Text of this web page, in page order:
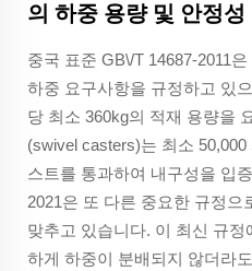
의 하중 용량 및 안정성
중국 표준 GB\/T 14687-2011
하중 요구사항을 규정하고 있
당 최소 360kg의 적재 용량을
(swivel casters)는 최소
스트를 통과하여 내구성을 입
2021은 또 다른 중요한 규정으
맞추고 있습니다. 이 최신 규
하게 하중이 분배되지 않더라